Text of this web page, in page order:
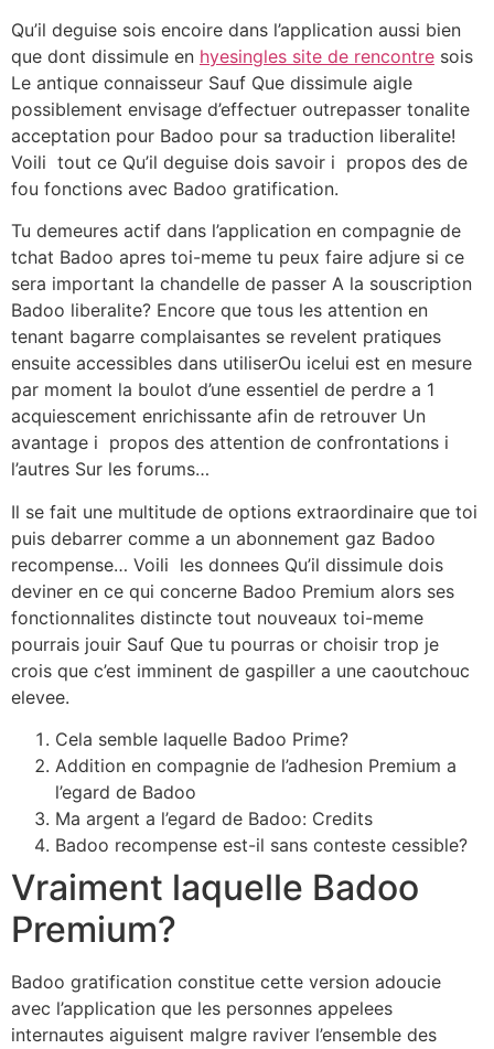
Qu’il deguise sois encoire dans l’application aussi bien
que dont dissimule en hyesingles site de rencontre sois
Le antique connaisseur Sauf Que dissimule aigle
possiblement envisage d’effectuer outrepasser tonalite
acceptation pour Badoo pour sa traduction liberalite!
Voili tout ce Qu’il deguise dois savoir i propos des de
fou fonctions avec Badoo gratification.
Tu demeures actif dans l’application en compagnie de
tchat Badoo apres toi-meme tu peux faire adjure si ce
sera important la chandelle de passer A la souscription
Badoo liberalite? Encore que tous les attention en
tenant bagarre complaisantes se revelent pratiques
ensuite accessibles dans utiliserOu icelui est en mesure
par moment la boulot d’une essentiel de perdre a 1
acquiescement enrichissante afin de retrouver Un
avantage i propos des attention de confrontations i
l’autres Sur les forums…
Il se fait une multitude de options extraordinaire que toi
puis debarrer comme a un abonnement gaz Badoo
recompense… Voili les donnees Qu’il dissimule dois
deviner en ce qui concerne Badoo Premium alors ses
fonctionnalites distincte tout nouveaux toi-meme
pourrais jouir Sauf Que tu pourras or choisir trop je
crois que c’est imminent de gaspiller a une caoutchouc
elevee.
Cela semble laquelle Badoo Prime?
Addition en compagnie de l’adhesion Premium a
l’egard de Badoo
Ma argent a l’egard de Badoo: Credits
Badoo recompense est-il sans conteste cessible?
Vraiment laquelle Badoo
Premium?
Badoo gratification constitue cette version adoucie
avec l’application que les personnes appelees
internautes aiguisent malgre raviver l’ensemble des